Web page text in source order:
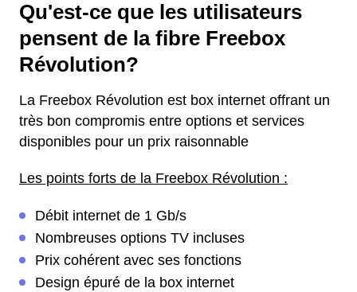
Qu'est-ce que les utilisateurs
pensent de la fibre Freebox
Révolution?
La Freebox Révolution est box internet offrant un
très bon compromis entre options et services
disponibles pour un prix raisonnable
Les points forts de la Freebox Révolution :
Débit internet de 1 Gb/s
Nombreuses options TV incluses
Prix cohérent avec ses fonctions
Design épuré de la box internet